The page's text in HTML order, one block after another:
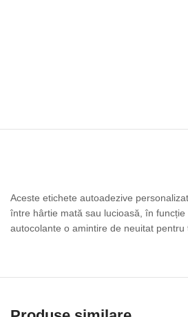
Aceste etichete autoadezive
între hârtie mată sau lucioasă, în
autocolante o amintire de neuitat pentru